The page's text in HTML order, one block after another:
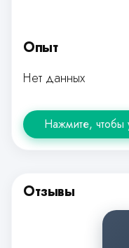
Опыт
Нет данных
Нажмите, чтобы
Отзывы